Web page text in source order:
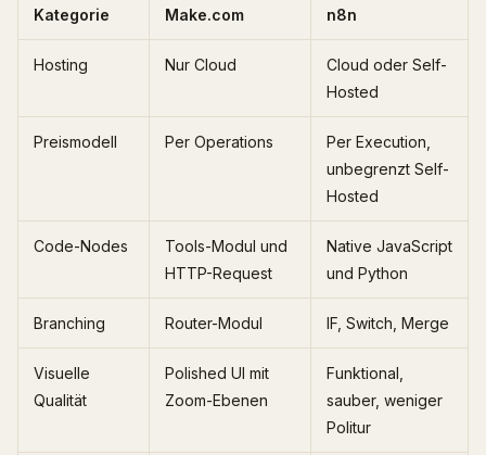
Kategorie Make.com n8n
Hosting Nur Cloud
Cloud oder Self-
Hosted
Preismodell Per Operations
Per Execution,
unbegrenzt Self-
Hosted
Code-Nodes
Tools-Modul und
HTTP-Request
Native JavaScript
und Python
Branching Router-Modul IF, Switch, Merge
Visuelle
Qualität
Polished UI mit
Zoom-Ebenen
Funktional,
sauber, weniger
Politur